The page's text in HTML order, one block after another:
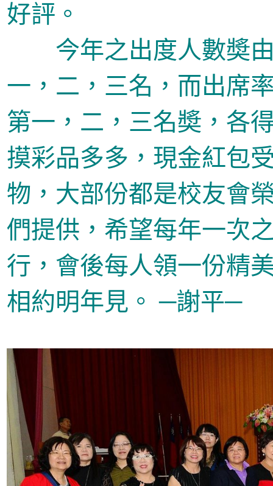
好評。
今年之出度人數奬
一，二，三名，而出席
第一，二，三名奬，各
摸彩品多多，現金紅包
物，大部份都是校友會
們提供，希望每年一次
行，會後每人領一份精
相約明年見 。 ─謝平─